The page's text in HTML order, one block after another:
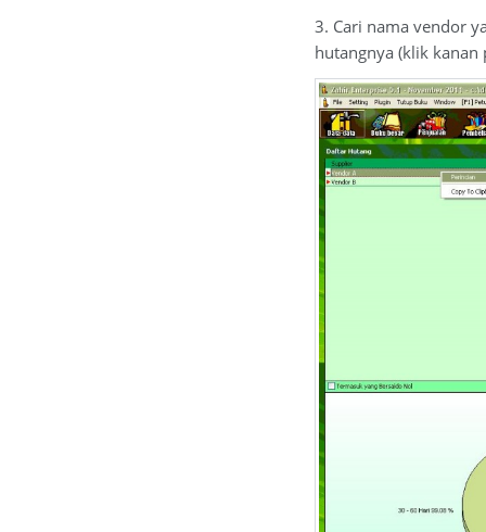
3. Cari nama vendor
hutangnya (klik kanan